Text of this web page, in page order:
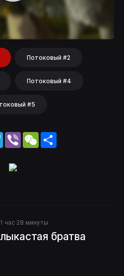
Потоковый #2
Потоковый #4
#5
Telegram
Viber WeChat
1 час 28 минуты
братва